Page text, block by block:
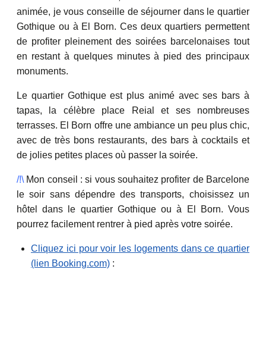
animée, je vous conseille de séjourner dans le quartier
Gothique ou à El Born. Ces deux quartiers permettent
de profiter pleinement des soirées barcelonaises tout
en restant à quelques minutes à pied des principaux
monuments.
Le quartier Gothique est plus animé avec ses bars à
tapas, la célèbre place Reial et ses nombreuses
terrasses. El Born offre une ambiance un peu plus chic,
avec de très bons restaurants, des bars à cocktails et
de jolies petites places où passer la soirée.
/!\ Mon conseil : si vous souhaitez profiter de Barcelone
le soir sans dépendre des transports, choisissez un
hôtel dans le quartier Gothique ou à El Born. Vous
pourrez facilement rentrer à pied après votre soirée.
Cliquez ici pour voir les logements dans ce quartier
(lien Booking.com) :